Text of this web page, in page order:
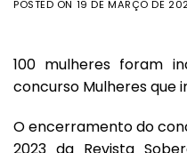
POSTED ON 19 DE MARÇO DE
100 mulheres foram
concurso Mulheres que
O encerramento do